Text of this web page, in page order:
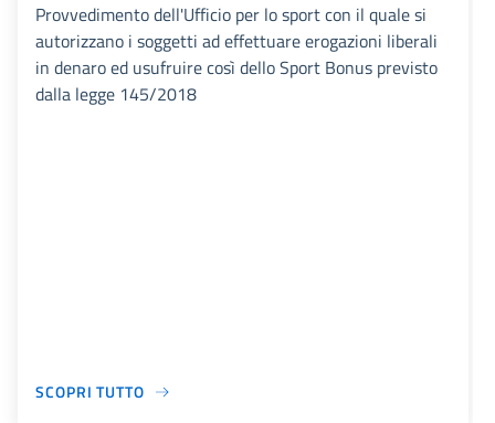
Provvedimento dell'Ufficio per lo sport con il quale si
autorizzano i soggetti ad effettuare erogazioni liberali
in denaro ed usufruire così dello Sport Bonus previsto
dalla legge 145/2018
SCOPRI TUTTO